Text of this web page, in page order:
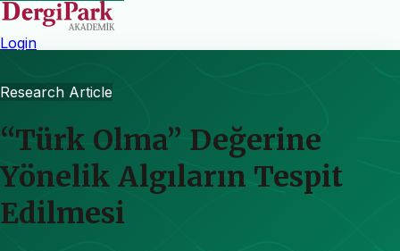
Login
Research Article
“Türk Olma” Değerine
Yönelik Algıların Tespit
Edilmesi